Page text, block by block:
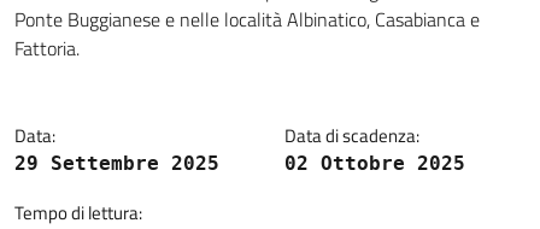
Ponte Buggianese e nelle località Albinatico, Casabianca e
Fattoria.
Data:
29 Settembre 2025
Data di scadenza:
02 Ottobre 2025
Tempo di lettura: